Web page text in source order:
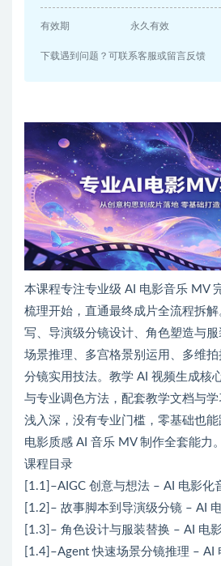
有效期 永久有效
下载遇到问题？可联系客服或留言反馈
本课程专注专业级 AI 电影音乐 MV
梳理开始，直通最终成片全流程拆
写、导演级分镜设计、角色塑造与
场景推理、多宫格景别运用、多维
分镜实用技法。教学 AI 视频生成核
与专业调色方法，配套教学文档与
浅入深，没有专业门槛，零基础也
电影质感 AI 音乐 MV 制作全套能力。
课程目录
[1.1]–AIGC 创意与想法 – AI 电影化
[1.2]– 故事脚本到导演级分镜 – AI
[1.3]– 角色设计与服装替换 – AI 电
[1.4]–Agent 快速场景分镜推理 – AI